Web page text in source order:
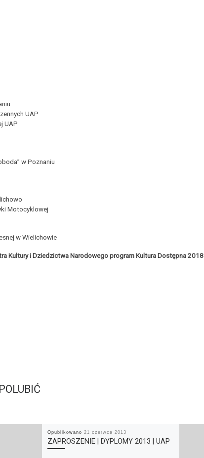
UAP
UAP
w Poznaniu
Motocyklowej
w Wielichowie
Kultury i Dziedzictwa Narodowegoprogram Kultura Dostępna 2018
Opublikowano 21 czerwca 2013
ZAPROSZENIE | DYPLOMY 2013 | UAP